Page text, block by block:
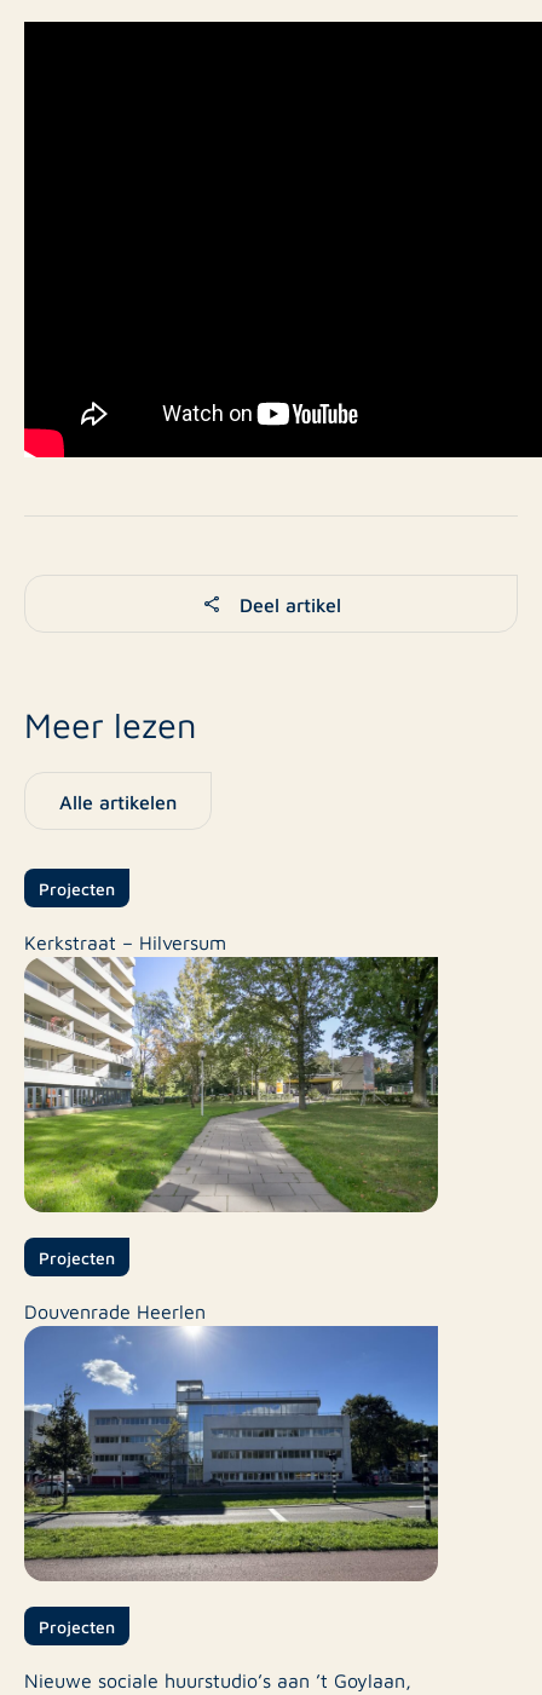
Deel artikel
Meer lezen
Alle artikelen
Projecten
Kerkstraat – Hilversum
Projecten
Douvenrade Heerlen
Projecten
Nieuwe sociale huurstudio’s aan ’t Goylaan,